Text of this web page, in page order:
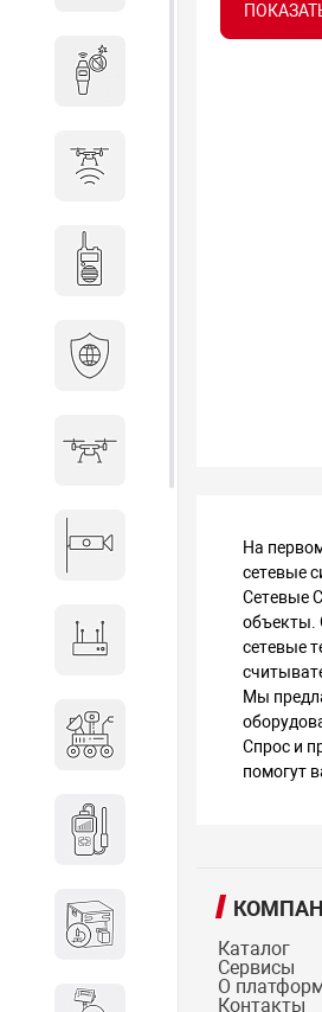
Видеонаблюдение
Сетевое
оборудование
Атомно-эмиссионные
спектрометры
На
сетевые
Сетевые
объекты.
сетевые
Мы
Спрос и
помогут
Каталог
Сервисы
О
Контакты